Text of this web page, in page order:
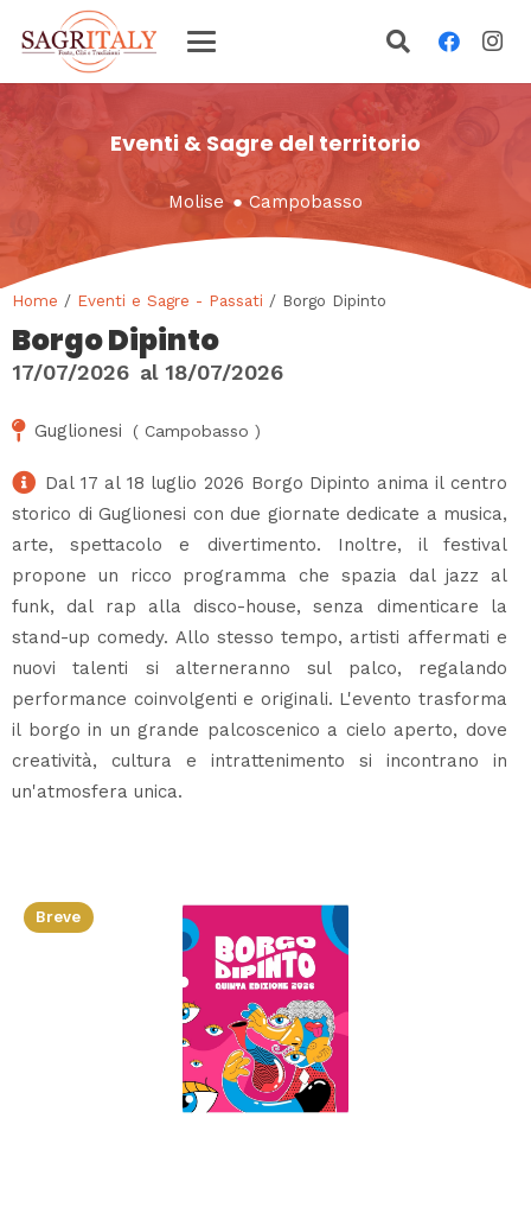
Eventi & Sagre del territorio
Molise ●Campobasso
Home / Eventi e Sagre - Passati / Borgo Dipinto
Borgo Dipinto
17/07/2026 al 18/07/2026
Guglionesi ( Campobasso )
Dal 17 al 18 luglio 2026 Borgo Dipinto anima il centro
storico di Guglionesi con due giornate dedicate a musica,
arte, spettacolo e divertimento. Inoltre, il festival
propone un ricco programma che spazia dal jazz al
funk, dal rap alla disco-house, senza dimenticare la
stand-up comedy. Allo stesso tempo, artisti affermati e
nuovi talenti si alterneranno sul palco, regalando
performance coinvolgenti e originali. L'evento trasforma
il borgo in un grande palcoscenico a cielo aperto, dove
creatività, cultura e intrattenimento si incontrano in
un'atmosfera unica.
Breve